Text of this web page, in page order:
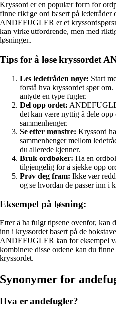
Kryssord er en populær form for
finne riktige ord basert på ledetråder
ANDEFUGLER er et
kan virke utfordrende, men med
løsningen.
Tips for å løse kryssordet
Les ledetråden nøye: Start
forstå hva kryssordet spør
antyde en type fugler.
Del opp ordet:
det kan være nyttig å dele opp
sammenhenger.
Se etter mønstre: Kryssord
sammenhenger mellom
du allerede kjenner.
Bruk ordbøker: Ha en
tilgjengelig for å sjekke opp
Prøv deg fram: Ikke vær redd
og se hvordan de passer inn i
Eksempel på løsning:
Etter å ha fulgt tipsene ovenfor, kan
inn i kryssordet basert på de
ANDEFUGLER kan for eksempel
kombinere disse ordene kan du
kryssordet.
Synonymer for
Hva er andefugler?